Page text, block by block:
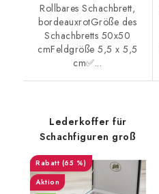
Rollbares Schachbrett,
bordeauxrotGröße des
Schachbretts 50x50
cmFeldgröße 5,5 x 5,5
cm✅...
Lederkoffer für
Schachfiguren groß
(65 %)
Aktion